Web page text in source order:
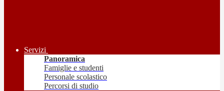
Servizi
Panoramica
Famiglie e studenti
Personale scolastico
Percorsi di studio